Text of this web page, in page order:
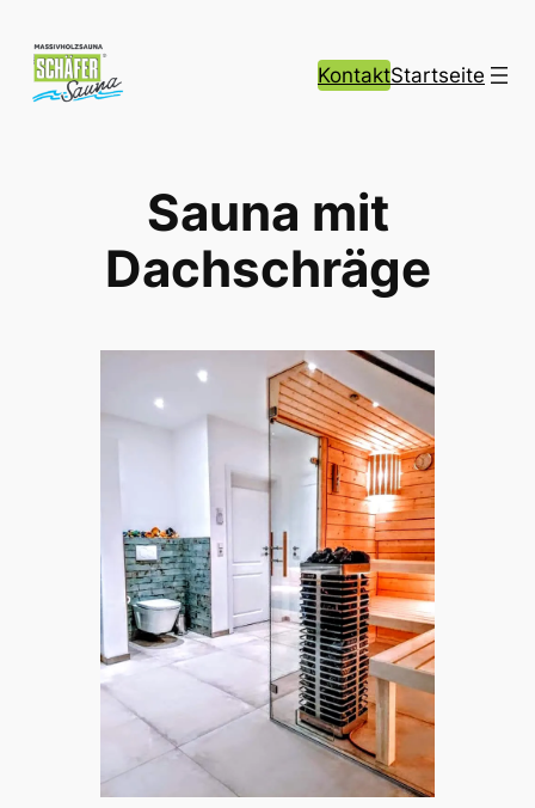
Inhalt
springen
KontaktStartseite
Sauna mit
Dachschräge